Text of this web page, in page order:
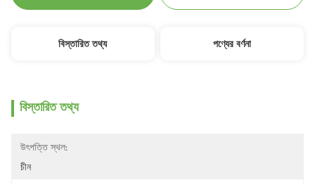
বিস্তারিত তথ্য পণ্যের বর্ণনা
বিস্তারিত তথ্য
উৎপত্তি স্থল:
চীন